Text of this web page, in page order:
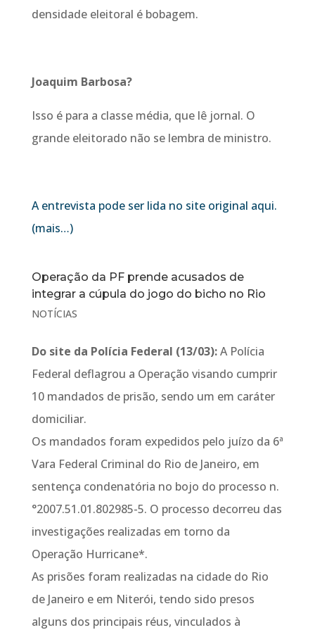
densidade eleitoral é bobagem.
Joaquim Barbosa?
Isso é para a classe média, que lê jornal. O
grande eleitorado não se lembra de ministro.
A entrevista pode ser lida no site original aqui.
(mais…)
Operação da PF prende acusados de
integrar a cúpula do jogo do bicho no Rio
NOTÍCIAS
Do site da Polícia Federal (13/03):A Polícia
Federal deflagrou a Operação visando cumprir
10 mandados de prisão, sendo um em caráter
domiciliar.
Os mandados foram expedidos pelo juízo da 6ª
Vara Federal Criminal do Rio de Janeiro, em
sentença condenatória no bojo do processo n.
°2007.51.01.802985-5. O processo decorreu das
investigações realizadas em torno da
Operação Hurricane*.
As prisões foram realizadas na cidade do Rio
de Janeiro e em Niterói, tendo sido presos
alguns dos principais réus, vinculados à